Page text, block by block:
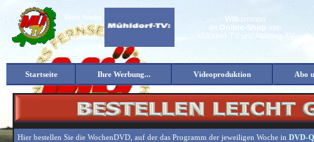
Startseite Ihre Werbung... Videoproduktion Abo
Diese Woche
im
Fernsehen:
Willkommen
im Online-Shop von
Mühldorf-TV und Altötting-TV
Hier bestellen Sie die WochenDVD, auf der das Programm der jeweiligen Woche in DVD-
Die Mühldorf-TV-